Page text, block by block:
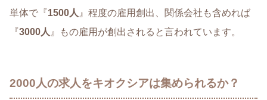
単体で『1500人 』程度の雇用創出、関係会社も含めれば
『3000人 』もの雇用が創出されると言われています。
2000人の求人をキオクシアは集められるか？